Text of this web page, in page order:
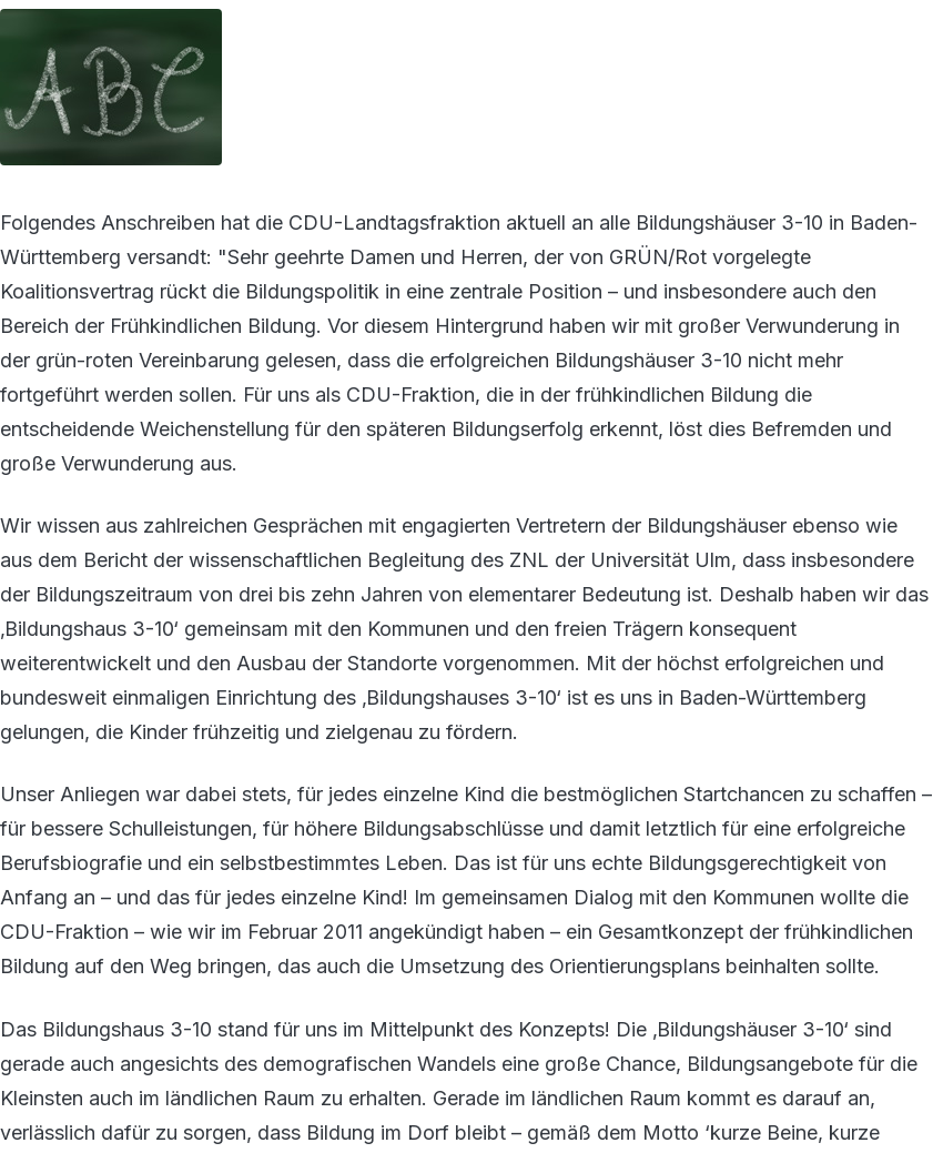
Folgendes Anschreiben hat die CDU-Landtagsfraktion aktuell an alle Bildungshäuser 3-10 in Baden-
Württemberg versandt: "Sehr geehrte Damen und Herren, der von GRÜN/Rot vorgelegte
Koalitionsvertrag rückt die Bildungspolitik in eine zentrale Position – und insbesondere auch den
Bereich der Frühkindlichen Bildung. Vor diesem Hintergrund haben wir mit großer Verwunderung in
der grün-roten Vereinbarung gelesen, dass die erfolgreichen Bildungshäuser 3-10 nicht mehr
fortgeführt werden sollen. Für uns als CDU-Fraktion, die in der frühkindlichen Bildung die
entscheidende Weichenstellung für den späteren Bildungserfolg erkennt, löst dies Befremden und
große Verwunderung aus.
Wir wissen aus zahlreichen Gesprächen mit engagierten Vertretern der Bildungshäuser ebenso wie
aus dem Bericht der wissenschaftlichen Begleitung des ZNL der Universität Ulm, dass insbesondere
der Bildungszeitraum von drei bis zehn Jahren von elementarer Bedeutung ist. Deshalb haben wir das
‚Bildungshaus 3-10‘ gemeinsam mit den Kommunen und den freien Trägern konsequent
weiterentwickelt und den Ausbau der Standorte vorgenommen. Mit der höchst erfolgreichen und
bundesweit einmaligen Einrichtung des ‚Bildungshauses 3-10‘ ist es uns in Baden-Württemberg
gelungen, die Kinder frühzeitig und zielgenau zu fördern.
Unser Anliegen war dabei stets, für jedes einzelne Kind die bestmöglichen Startchancen zu schaffen –
für bessere Schulleistungen, für höhere Bildungsabschlüsse und damit letztlich für eine erfolgreiche
Berufsbiografie und ein selbstbestimmtes Leben. Das ist für uns echte Bildungsgerechtigkeit von
Anfang an – und das für jedes einzelne Kind! Im gemeinsamen Dialog mit den Kommunen wollte die
CDU-Fraktion – wie wir im Februar 2011 angekündigt haben – ein Gesamtkonzept der frühkindlichen
Bildung auf den Weg bringen, das auch die Umsetzung des Orientierungsplans beinhalten sollte.
Das Bildungshaus 3-10 stand für uns im Mittelpunkt des Konzepts! Die ‚Bildungshäuser 3-10‘ sind
gerade auch angesichts des demografischen Wandels eine große Chance, Bildungsangebote für die
Kleinsten auch im ländlichen Raum zu erhalten. Gerade im ländlichen Raum kommt es darauf an,
verlässlich dafür zu sorgen, dass Bildung im Dorf bleibt – gemäß dem Motto ‘kurze Beine, kurze